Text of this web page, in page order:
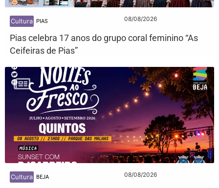
Cultura PIAS 08/08/2026
Pias celebra 17 anos do grupo coral feminino “As
Ceifeiras de Pias”
Cultura BEJA 08/08/2026